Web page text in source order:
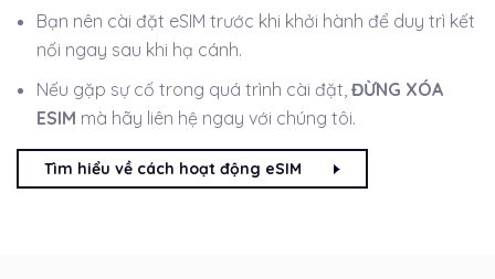
Bạn nên cài đặt eSIM trước khi khởi hành để duy trì kết
nối ngay sau khi hạ cánh.
Nếu gặp sự cố trong quá trình cài đặt, ĐỪNG XÓA
ESIM mà hãy liên hệ ngay với chúng tôi.
Tìm hiểu về cách hoạt động eSIM